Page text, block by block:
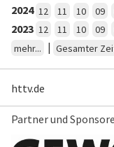
2024 12 11 10 09
2023 12 11 10 09
mehr...
| Gesamter
httv.de
Partner und